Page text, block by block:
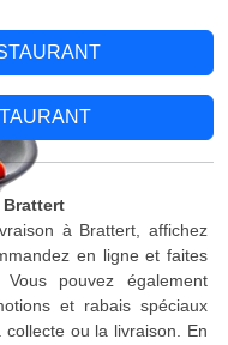
Brattert
à Brattert, affichez
en ligne et faites
pouvez également
et rabais spéciaux
ou la livraison. En